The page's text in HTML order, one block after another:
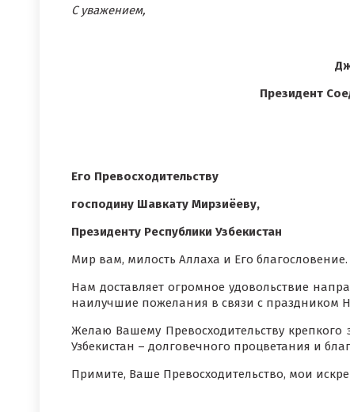
С уважением,
Президент
Его Превосходительству
господину Шавкату Мирзиёеву,
Президенту Республики Узбекистан
Мир вам, милость Аллаха и Его благословение.
Нам доставляет огромное удовольствие
наилучшие пожелания в связи с праздником
Желаю Вашему Превосходительству крепкого
Узбекистан – долговечного процветания и
Примите, Ваше Превосходительство, мои